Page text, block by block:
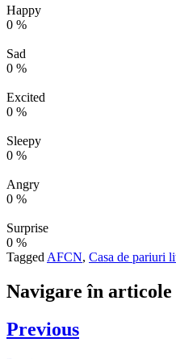
Happy
0 %
Sad
0 %
Excited
0 %
Sleepy
0 %
Angry
0 %
Surprise
0 %
Tagged AFCN, Casa de pariuri
Navigare în articole
Previous